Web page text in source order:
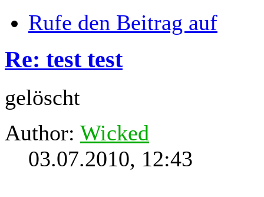
Rufe den Beitrag auf
Re: test test
gelöscht
Author: Wicked
03.07.2010, 12:43